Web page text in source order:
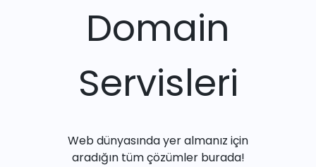
Domain
Servisleri
Web dünyasında yer almanız için
aradığın tüm çözümler burada!